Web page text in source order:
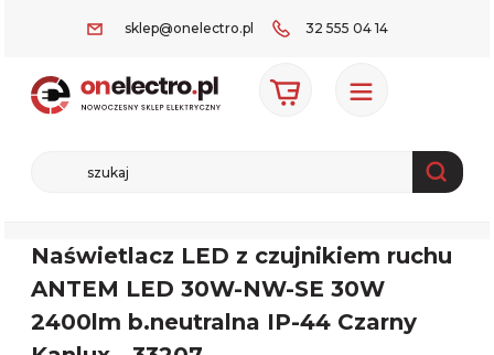
sklep@onelectro.pl 32 555 04 14
Naświetlacz LED z czujnikiem ruchu
ANTEM LED 30W-NW-SE 30W
2400lm b.neutralna IP-44 Czarny